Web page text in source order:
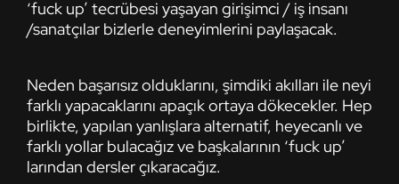
‘fuck up’ tecrübesi yaşayan girişimci / iş insanı
/sanatçılar bizlerle deneyimlerini paylaşacak.
Neden başarısız olduklarını, şimdiki akılları ile neyi
farklı yapacaklarını apaçık ortaya dökecekler. Hep
birlikte, yapılan yanlışlara alternatif, heyecanlı ve
farklı yollar bulacağız ve başkalarının ‘fuck up’
larından dersler çıkaracağız.